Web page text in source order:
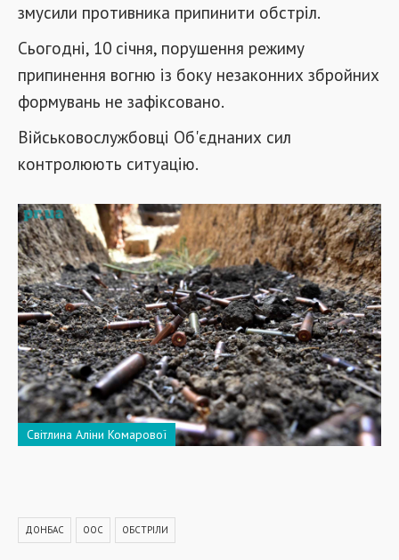
змусили противника припинити обстріл.
Сьогодні, 10 січня, порушення режиму
припинення вогню із боку незаконних збройних
формувань не зафіксовано.
Військовослужбовці Об'єднаних сил
контролюють ситуацію.
Світлина Аліни Комарової
ДОНБАС ООС ОБСТРІЛИ